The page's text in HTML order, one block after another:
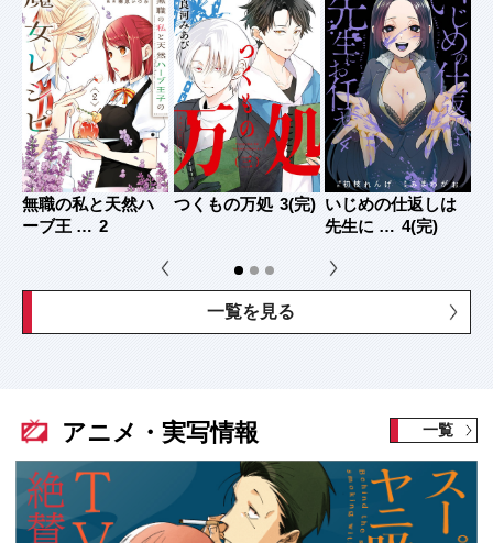
無職の私と天然ハ
ーブ王 … 2
つくもの万処 3(完) いじめの仕返しは
先生に … 4(完)
一覧を見る
一覧
アニメ・実写情報